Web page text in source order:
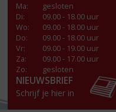
Ma:
gesloten
Di:
09.00 - 18.00 uur
Wo:
09.00 - 18.00 uur
Do:
09.00 - 18.00 uur
Vr:
09.00 - 19.00 uur
Za:
09.00 - 17.00 uur
Zo:
gesloten
NIEUWSBRIEF
Schrijf je hier in